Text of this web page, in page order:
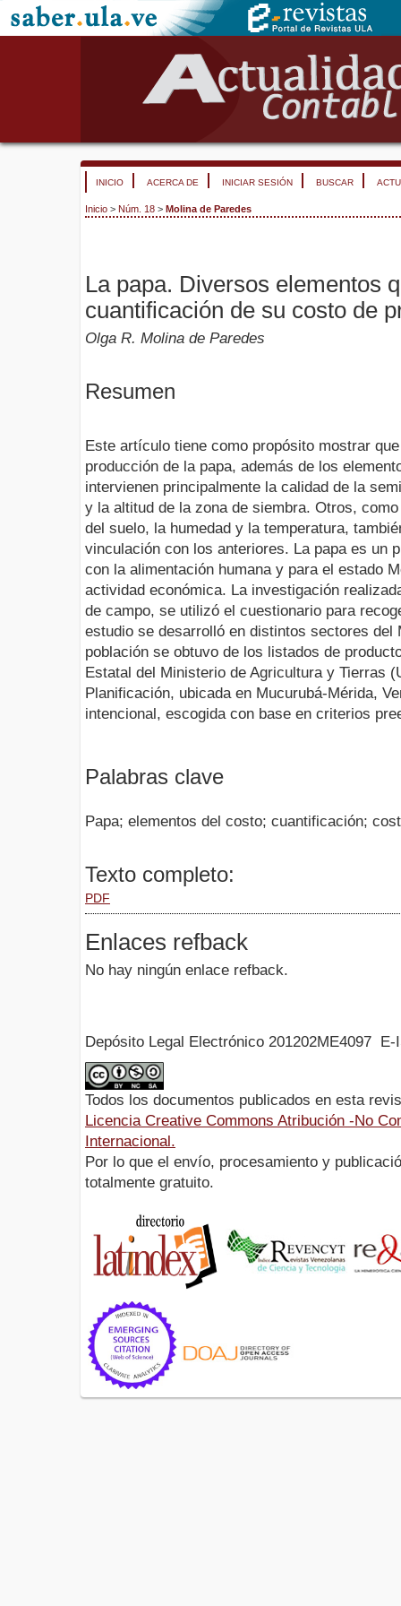
INICIO ACERCA DE INICIAR SESIÓN BUSCAR
Inicio > Núm. 18 > Molina de Paredes
La papa. Diversos elementos
cuantificación de su costo de
Olga R. Molina de Paredes
Resumen
Este artículo tiene como propósito mostrar
producción de la papa, además de los
intervienen principalmente la calidad de la
y la altitud de la zona de siembra. Otros,
del suelo, la humedad y la temperatura,
vinculación con los anteriores. La papa es un
con la alimentación humana y para el estado
actividad económica. La investigación
de campo, se utilizó el cuestionario para
estudio se desarrolló en distintos sectores del
población se obtuvo de los listados de
Estatal del Ministerio de Agricultura y Tierras
Planificación, ubicada en Mucurubá-Mérida,
intencional, escogida con base en criterios
Palabras clave
Papa; elementos del costo; cuantificación;
Texto completo:
PDF
Enlaces refback
No hay ningún enlace refback.
Depósito Legal Electrónico 201202ME4097 E-
Todos los documentos publicados en esta
Licencia Creative Commons Atribución -No
Internacional.
Por lo que el envío, procesamiento y
totalmente gratuito.